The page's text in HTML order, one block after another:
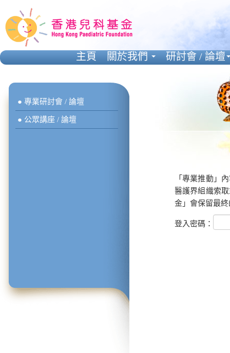
● 專業研討會 / 論壇
● 公眾講座 / 論壇
「專業推動」
醫護界組織索
金」會保留最
登入密碼：
主頁 關於我們 研討會 / 論壇